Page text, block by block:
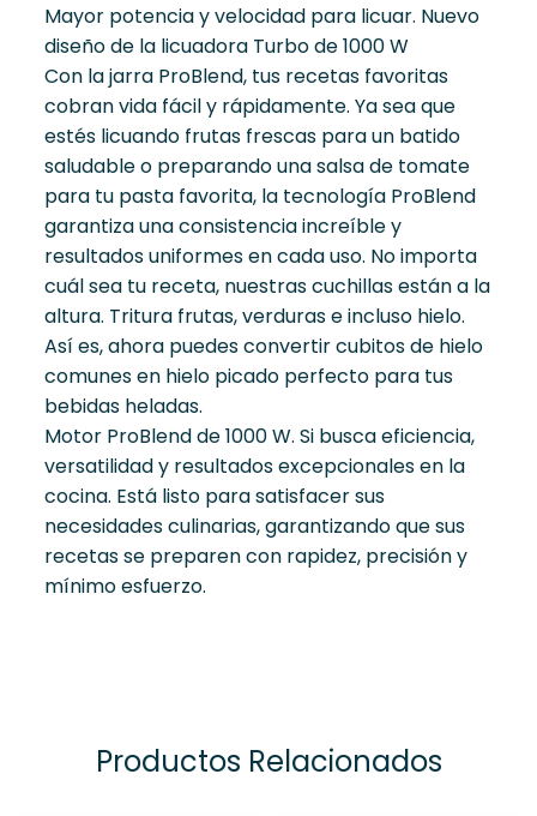
Mayor potencia y velocidad para licuar. Nuevo
diseño de la licuadora Turbo de 1000 W
Con la jarra ProBlend, tus recetas favoritas
cobran vida fácil y rápidamente. Ya sea que
estés licuando frutas frescas para un batido
saludable o preparando una salsa de tomate
para tu pasta favorita, la tecnología ProBlend
garantiza una consistencia increíble y
resultados uniformes en cada uso. No importa
cuál sea tu receta, nuestras cuchillas están a la
altura. Tritura frutas, verduras e incluso hielo.
Así es, ahora puedes convertir cubitos de hielo
comunes en hielo picado perfecto para tus
bebidas heladas.
Motor ProBlend de 1000 W. Si busca eficiencia,
versatilidad y resultados excepcionales en la
cocina. Está listo para satisfacer sus
necesidades culinarias, garantizando que sus
recetas se preparen con rapidez, precisión y
mínimo esfuerzo.
Productos Relacionados